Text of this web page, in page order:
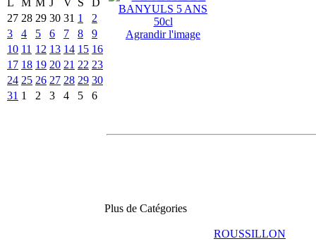
27 28 29 30 31 1
2
3
4 5 6 7 8
9
10 11 12 13 14 15 16
17 18 19 20 21 22 23
24 25 26 27 28 29 30
31 1 2 3 4 5 6
Agrandir l'image
Plus de Catégories
ROUSSILLON